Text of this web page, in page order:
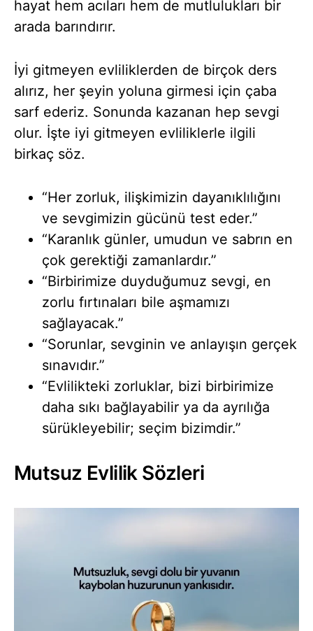
hayat hem acıları hem de mutlulukları bir
arada barındırır.
İyi gitmeyen evliliklerden de birçok ders
alırız, her şeyin yoluna girmesi için çaba
sarf ederiz. Sonunda kazanan hep sevgi
olur. İşte iyi gitmeyen evliliklerle ilgili
birkaç söz.
“Her zorluk, ilişkimizin dayanıklılığını
ve sevgimizin gücünü test eder.”
“Karanlık günler, umudun ve sabrın en
çok gerektiği zamanlardır.”
“Birbirimize duyduğumuz sevgi, en
zorlu fırtınaları bile aşmamızı
sağlayacak.”
“Sorunlar, sevginin ve anlayışın gerçek
sınavıdır.”
“Evlilikteki zorluklar, bizi birbirimize
daha sıkı bağlayabilir ya da ayrılığa
sürükleyebilir; seçim bizimdir.”
Mutsuz Evlilik Sözleri